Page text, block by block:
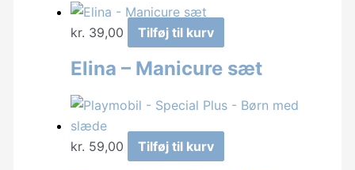
kr. 39,00 Tilføj til kurv
Elina – Manicure sæt
kr. 59,00 Tilføj til kurv